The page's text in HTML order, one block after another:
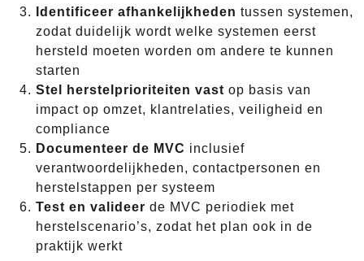
Identificeer afhankelijkheden tussen systemen,
zodat duidelijk wordt welke systemen eerst
hersteld moeten worden om andere te kunnen
starten
Stel herstelprioriteiten vast op basis van
impact op omzet, klantrelaties, veiligheid en
compliance
Documenteer de MVC inclusief
verantwoordelijkheden, contactpersonen en
herstelstappen per systeem
Test en valideer de MVC periodiek met
herstelscenario’s, zodat het plan ook in de
praktijk werkt